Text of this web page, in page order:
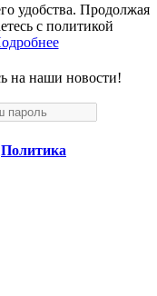
удобства. Продолжая
с политикой
на наши новости!
Политика